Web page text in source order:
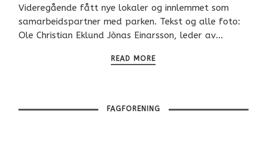
Videregående fått nye lokaler og innlemmet som
samarbeidspartner med parken. Tekst og alle foto:
Ole Christian Eklund Jònas Einarsson, leder av…
READ MORE
FAGFORENING